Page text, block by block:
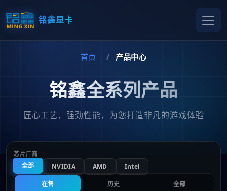
铭鑫显卡
首页 产品中心
铭鑫全系列产品
匠心工艺，强劲性能，为您打造非凡的游戏体验
芯片厂商
全部 NVIDIA AMD Intel
在售 历史 全部